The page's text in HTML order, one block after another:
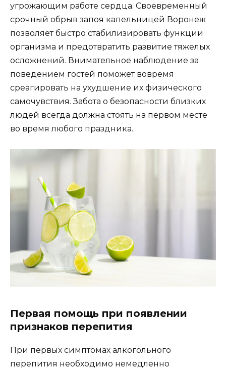
угрожающим работе сердца. Своевременный
срочный обрыв запоя капельницей Воронеж
позволяет быстро стабилизировать функции
организма и предотвратить развитие тяжелых
осложнений. Внимательное наблюдение за
поведением гостей поможет вовремя
среагировать на ухудшение их физического
самочувствия. Забота о безопасности близких
людей всегда должна стоять на первом месте
во время любого праздника.
Первая помощь при появлении
признаков перепития
При первых симптомах алкогольного
перепития необходимо немедленно